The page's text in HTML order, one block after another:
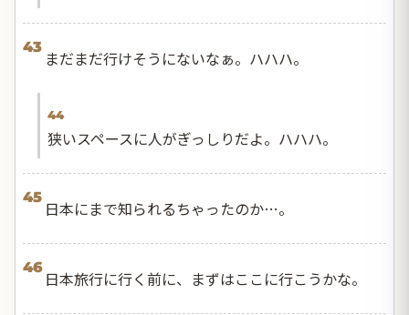
43
まだまだ行けそうにないなぁ。ハハハ。
44
狭いスペースに人がぎっしりだよ。ハハハ。
45
日本にまで知られるちゃったのか…。
46
日本旅行に行く前に、まずはここに行こうかな。